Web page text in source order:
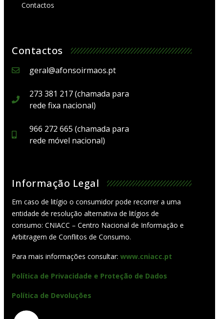
Contactos
Contactos
geral@afonsoirmaos.pt
273 381 217 (chamada para
rede fixa nacional)
966 272 665 (chamada para
rede móvel nacional)
Informação Legal
Em caso de litígio o consumidor pode recorrer a uma
entidade de resolução alternativa de litígios de
consumo: CNIACC – Centro Nacional de Informação e
Arbitragem de Conflitos de Consumo.
Para mais informações consultar: www.cniacc.pt
Política de Privacidade e Proteção de Dados
Política de Devoluções